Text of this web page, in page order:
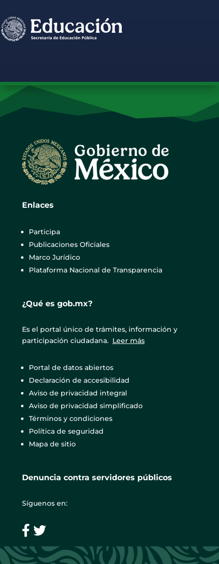
Enlaces
Participa
Publicaciones Oficiales
Marco Jurídico
Plataforma Nacional de Transparencia
¿Qué es gob.mx?
Es el portal único de trámites, información y
participación ciudadana. Leer más
Portal de datos abiertos
Declaración de accesibilidad
Aviso de privacidad integral
Aviso de privacidad simplificado
Términos y condiciones
Política de seguridad
Mapa de sitio
Denuncia contra servidores públicos
Síguenos en: